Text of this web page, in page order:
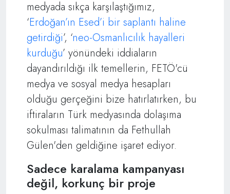
medyada sıkça karşılaştığımız,
‘Erdoğan’ın Esed’i bir saplantı haline
getirdiği’, ‘neo-Osmanlıcılık hayalleri
kurduğu’ yönündeki iddiaların
dayandırıldığı ilk temellerin, FETÖ'cü
medya ve sosyal medya hesapları
olduğu gerçeğini bize hatırlatırken, bu
iftiraların Türk medyasında dolaşıma
sokulması talimatının da Fethullah
Gülen'den geldiğine işaret ediyor.
Sadece karalama kampanyası
değil, korkunç bir proje